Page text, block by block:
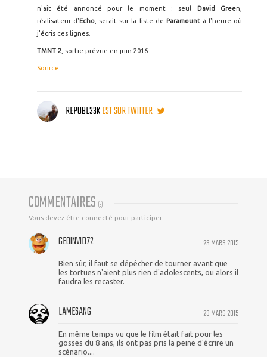
n'ait été annoncé pour le moment : seul
David Green,
réalisateur d'Echo , serait sur la liste de Paramount à l'heure où
j'écris ces lignes.
TMNT 2 , sortie prévue en juin 2016.
Source
REPUBL33KEST SUR TWITTER
COMMENTAIRES (3)
Vous devez être connecté pour participer
23 MARS 2015
GEOINVID72
Bien sûr, il faut se dépêcher de tourner avant que
les tortues n'aient plus rien d'adolescents, ou alors il
faudra les recaster.
23 MARS 2015
LAMESANG
En même temps vu que le film était fait pour les
gosses du 8 ans, ils ont pas pris la peine d'écrire un
scénario....